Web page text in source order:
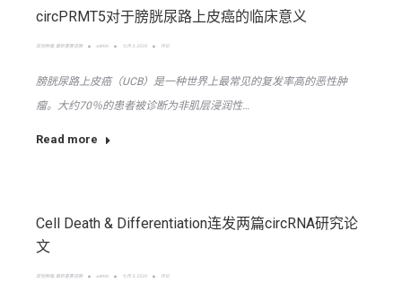
circPRMT5对于膀胱尿路上皮癌的临床意义
其他肿瘤 最新重要进展 admin 七月 3, 2020 评论
膀胱尿路上皮癌（UCB）是一种世界上最常见的复发率高的恶性肿
瘤。大约70％的患者被诊断为非肌层浸润性…
Read more
Cell Death & Differentiation连发两篇circRNA研究论
文
其他肿瘤 最新重要进展 admin 七月 3, 2020 评论